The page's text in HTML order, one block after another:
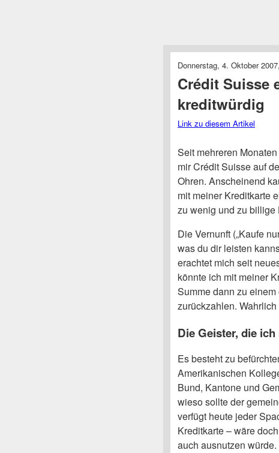
Donnerstag, 4. Oktober
Crédit Suisse
kreditwürdig
Link zu diesem Artikel
Seit mehreren
mir Crédit Suisse auf
Ohren. Anscheinend
mit meiner Kreditkarte
zu wenig und zu billige
Die Vernunft („Kaufe
was du dir leisten
erachtet mich seit
könnte ich mit meiner
Summe dann zu
zurückzahlen.
Die Geister, die
Es besteht zu
Amerikanischen
Bund, Kantone und
wieso sollte der
verfügt heute jeder
Kreditkarte – wäre
auch ausnutzen würde.